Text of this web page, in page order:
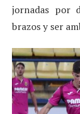
jornadas por
brazos y ser